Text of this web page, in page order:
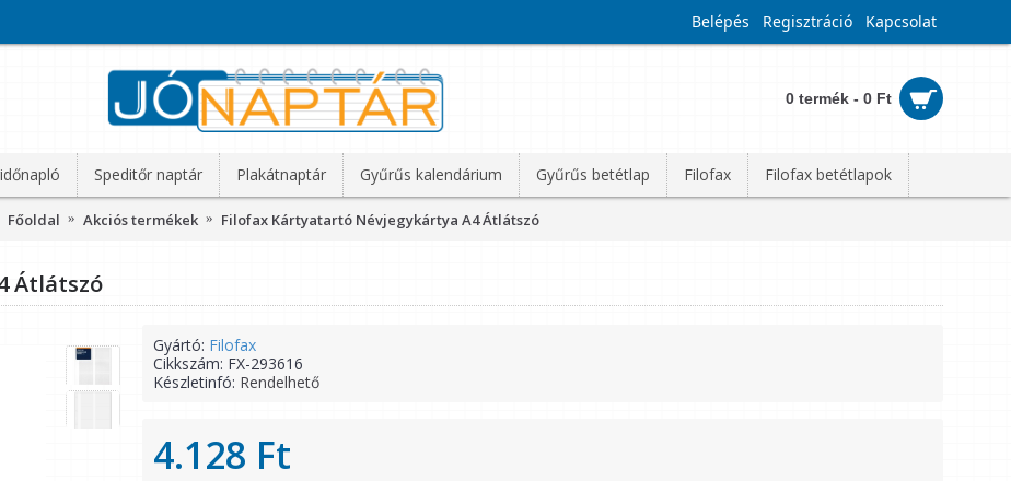
Belépés Regisztráció Kapcsolat
0 termék - 0 Ft
Speditőr naptár Plakátnaptár Gyűrűs kalendárium Gyűrűs betétlap Filofax Filofax betétlapok
Főoldal Akciós termékek Filofax Kártyatartó Névjegykártya A4 Átlátszó
Átlátszó
Gyártó: Filofax
Cikkszám: FX-293616
Készletinfó: Rendelhető
4.128 Ft